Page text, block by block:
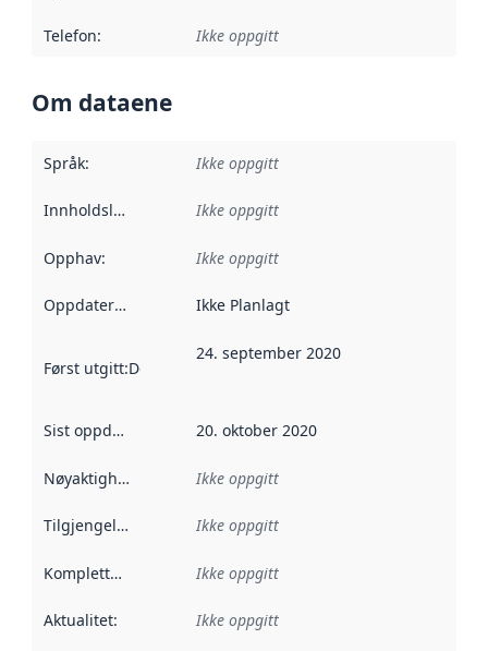
Telefon: Ikke oppgitt
Om dataene
Språk: Ikke oppgitt
Innholdsleverandører :
Ikke oppgitt
Opphav: Ikke oppgitt
Oppdateringsfrekvens :
Ikke Planlagt
Først utgitt:Denne datoen sier når dataene i dette
24. september 2020
Sist oppdatert 20. oktober 2020
Nøyaktighet Ikke oppgitt
Tilgjengelighet Ikke oppgitt
Kompletthet Ikke oppgitt
Aktualitet: Ikke oppgitt